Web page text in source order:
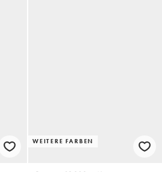
WEITERE FARBEN